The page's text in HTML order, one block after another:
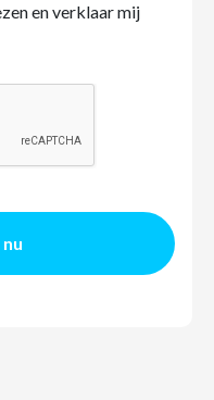
en verklaar mij